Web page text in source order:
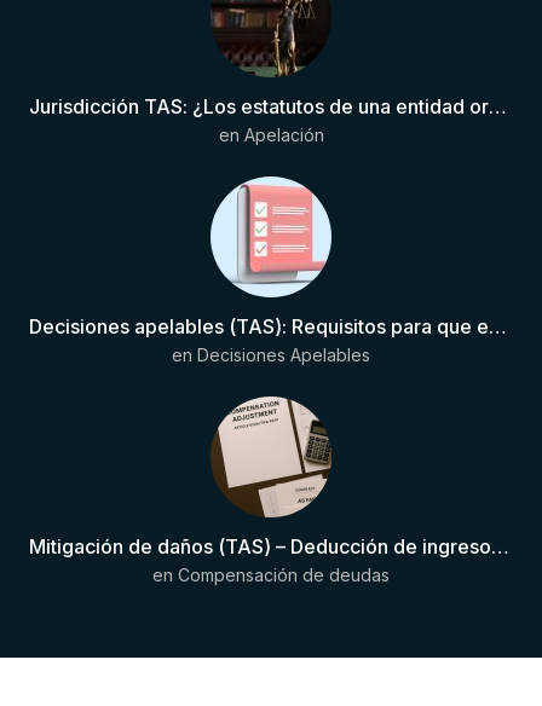
Jurisdicción TAS: ¿Los estatutos de una entidad organizadora de una liga de fútbol pueden otorgar competencia de forma directa al TAS?
en Apelación
Decisiones apelables (TAS): Requisitos para que exista una decisión
en Decisiones Apelables
Mitigación de daños (TAS) – Deducción de ingresos comprobados según el artículo 6(2)(b) del Anexo 2 RSTP FIFA
en Compensación de deudas